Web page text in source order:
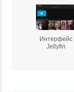
Интерфейс
Jellyfin